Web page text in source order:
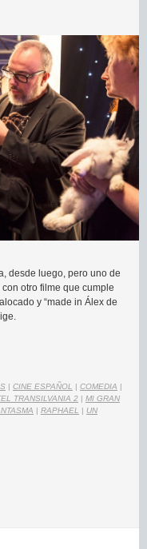
desde luego, pero uno de
otro filme que cumple
y “made in Álex de
| CINE ESPAÑOL | COMEDIA |
TRANSILVANIA 2 | MI GRAN
| RAPHAEL | UN